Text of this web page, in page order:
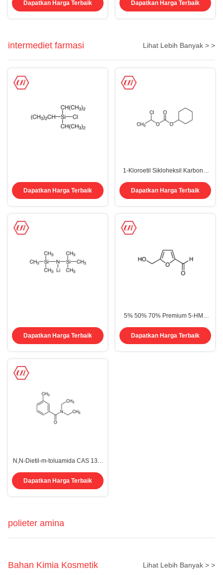
25322-68-3
Dapatkan Harga Terbaik Dapatkan Harga Terbaik
intermediet farmasi Lihat Lebih Banyak > >
Dapatkan Harga Terbaik
1-Kloroetil Sikloheksil Karbonat
Dapatkan Harga Terbaik
Dapatkan Harga Terbaik
5% 50% 70% Premium 5-HMF
Cairan CAS 67-47-0
Dapatkan Harga Terbaik
N,N-Dietil-m-toluamida CAS 134-
Dapatkan Harga Terbaik
polieter amina
Bahan Kimia Kosmetik Lihat Lebih Banyak > >